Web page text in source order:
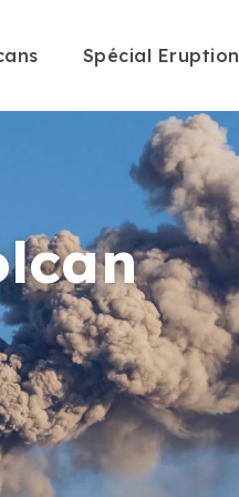
Spécial Eruption